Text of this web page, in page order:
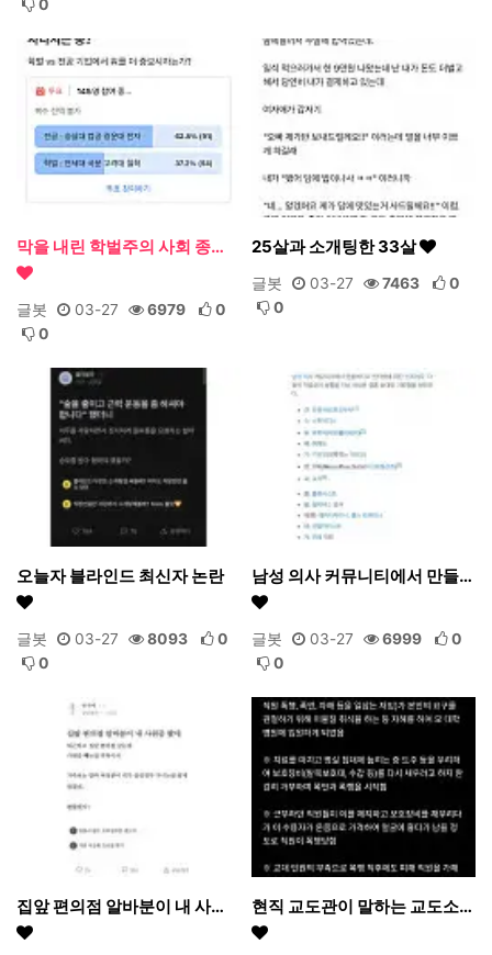
0
막을 내린 학벌주의 사회 종…
글봇 03-27 6979
0
0
25살과 소개팅한 33살
글봇 03-27 7463
0
0
오늘자 블라인드 최신자 논란
글봇 03-27 8093
0
0
남성 의사 커뮤니티에서 만들…
글봇 03-27 6999
0
0
집앞 편의점 알바분이 내 사… 현직 교도관이 말하는 교도소…